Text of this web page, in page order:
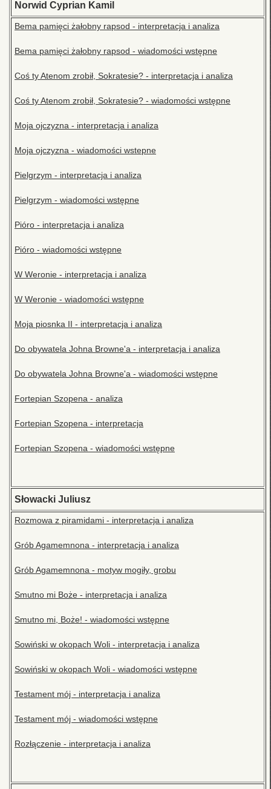
Norwid Cyprian Kamil
Bema pamięci żałobny rapsod - interpretacja i analiza
Bema pamięci żałobny rapsod - wiadomości wstępne
Coś ty Atenom zrobił, Sokratesie? - interpretacja i analiza
Coś ty Atenom zrobił, Sokratesie? - wiadomości wstępne
Moja ojczyzna - interpretacja i analiza
Moja ojczyzna - wiadomości wstepne
Pielgrzym - interpretacja i analiza
Pielgrzym - wiadomości wstępne
Pióro - interpretacja i analiza
Pióro - wiadomości wstępne
W Weronie - interpretacja i analiza
W Weronie - wiadomości wstępne
Moja piosnka II - interpretacja i analiza
Do obywatela Johna Browne'a - interpretacja i analiza
Do obywatela Johna Browne'a - wiadomości wstępne
Fortepian Szopena - analiza
Fortepian Szopena - interpretacja
Fortepian Szopena - wiadomości wstępne
Słowacki Juliusz
Rozmowa z piramidami - interpretacja i analiza
Grób Agamemnona - interpretacja i analiza
Grób Agamemnona - motyw mogiły, grobu
Smutno mi Boże - interpretacja i analiza
Smutno mi, Boże! - wiadomości wstępne
Sowiński w okopach Woli - interpretacja i analiza
Sowiński w okopach Woli - wiadomości wstępne
Testament mój - interpretacja i analiza
Testament mój - wiadomości wstępne
Rozłączenie - interpretacja i analiza